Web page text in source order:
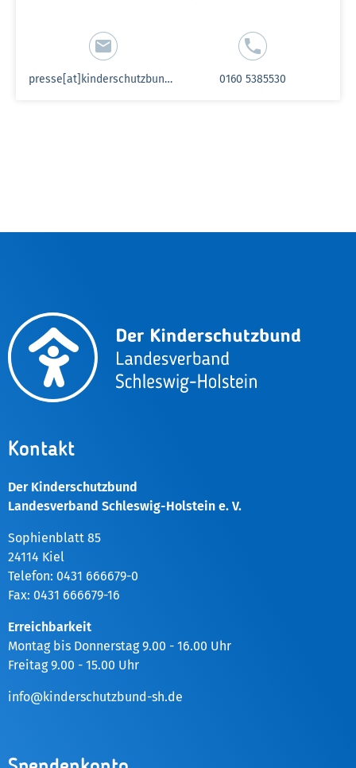
presse[at]kinderschutzbund-sh.de 0160 5385530
Kontakt
Der Kinderschutzbund
Landesverband Schleswig-Holstein e. V.
Sophienblatt 85
24114 Kiel
Telefon: 0431 666679-0
Fax: 0431 666679-16
Erreichbarkeit
Montag bis Donnerstag 9.00 - 16.00 Uhr
Freitag 9.00 - 15.00 Uhr
info@kinderschutzbund-sh.de